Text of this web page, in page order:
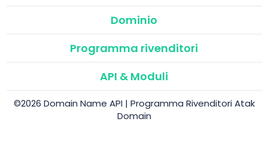
Dominio
Programma rivenditori
API & Moduli
©2026 Domain Name API | Programma Rivenditori Atak
Domain